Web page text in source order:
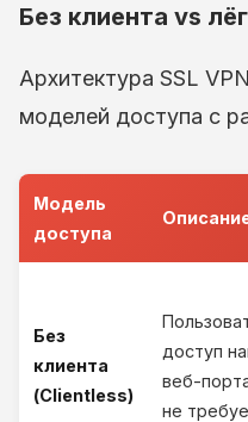
Без клиента vs
Архитектура SSL
моделей доступа с
Модель
доступа
Без
клиента
(Clientless)
доступ
веб-
не